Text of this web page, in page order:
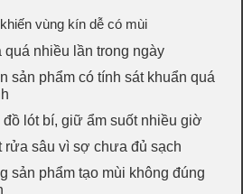
vùng kín dễ có mùi
quá nhiều lần trong ngày
sản phẩm có tính sát khuẩn quá
đồ lót bí, giữ ẩm suốt nhiều giờ
rửa sâu vì sợ chưa đủ sạch
sản phẩm tạo mùi không đúng